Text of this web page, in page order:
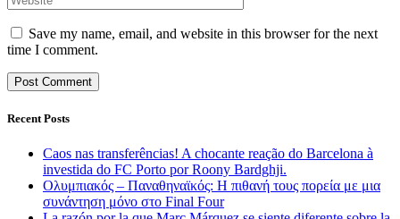
Save my name, email, and website in this browser for the next
time I comment.
Recent Posts
Caos nas transferências! A chocante reação do Barcelona à
investida do FC Porto por Roony Bardghji.
Ολυμπιακός – Παναθηναϊκός: Η πιθανή τους πορεία με μια
συνάντηση μόνο στο Final Four